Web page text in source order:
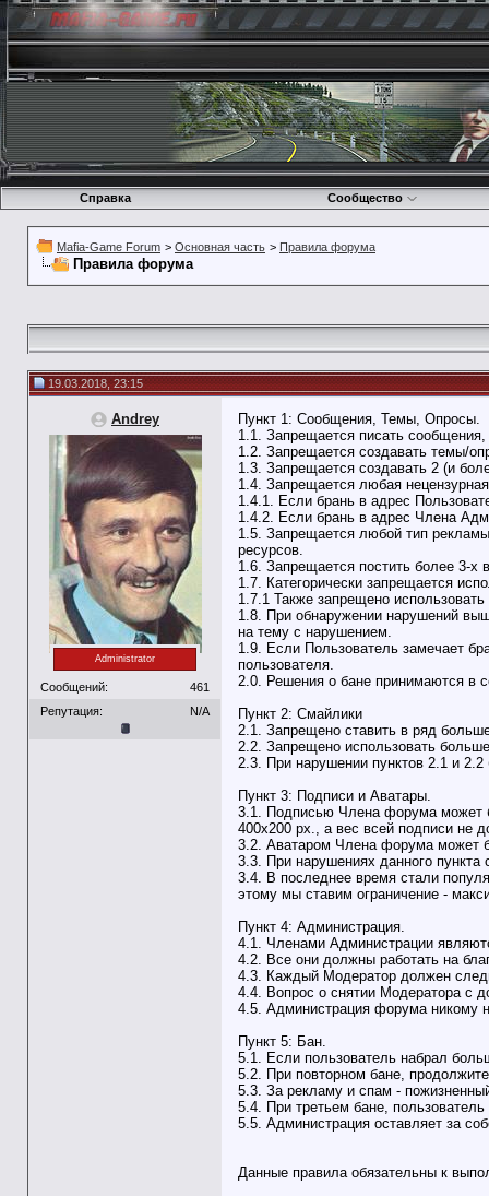
Справка Сообщество
Mafia-Game Forum > Основная часть > Правила форума
Правила форума
19.03.2018, 23:15
Andrey
Administrator
Сообщений:
461
Репутация:
N/A
Пункт 1: Сообщения, Темы, Опросы.
1.1. Запрещается писать
1.2. Запрещается создавать темы/
1.3. Запрещается создавать 2 (и
1.4. Запрещается любая
1.4.1. Если брань в адрес
1.4.2. Если брань в адрес Члена
1.5. Запрещается любой тип
ресурсов.
1.6. Запрещается постить более 3-х
1.7. Категорически запрещается
1.7.1 Также запрещено
1.8. При обнаружении нарушений
на тему с нарушением.
1.9. Если Пользователь замечает
пользователя.
2.0. Решения о бане принимаются в
Пункт 2: Смайлики
2.1. Запрещено ставить в ряд
2.2. Запрещено использовать
2.3. При нарушении пунктов 2.1 и
Пункт 3: Подписи и Аватары.
3.1. Подписью Члена форума может
400x200 px., а вес всей подписи не
3.2. Аватаром Члена форума может
3.3. При нарушениях данного
3.4. В последнее время стали
этому мы ставим ограничение -
Пункт 4: Администрация.
4.1. Членами Администрации
4.2. Все они должны работать на
4.3. Каждый Модератор должен
4.4. Вопрос о снятии Модератора с
4.5. Администрация форума никому
Пункт 5: Бан.
5.1. Если пользователь набрал
5.2. При повторном бане,
5.3. За рекламу и спам -
5.4. При третьем бане, пользователь
5.5. Администрация оставляет за
Данные правила обязательны к